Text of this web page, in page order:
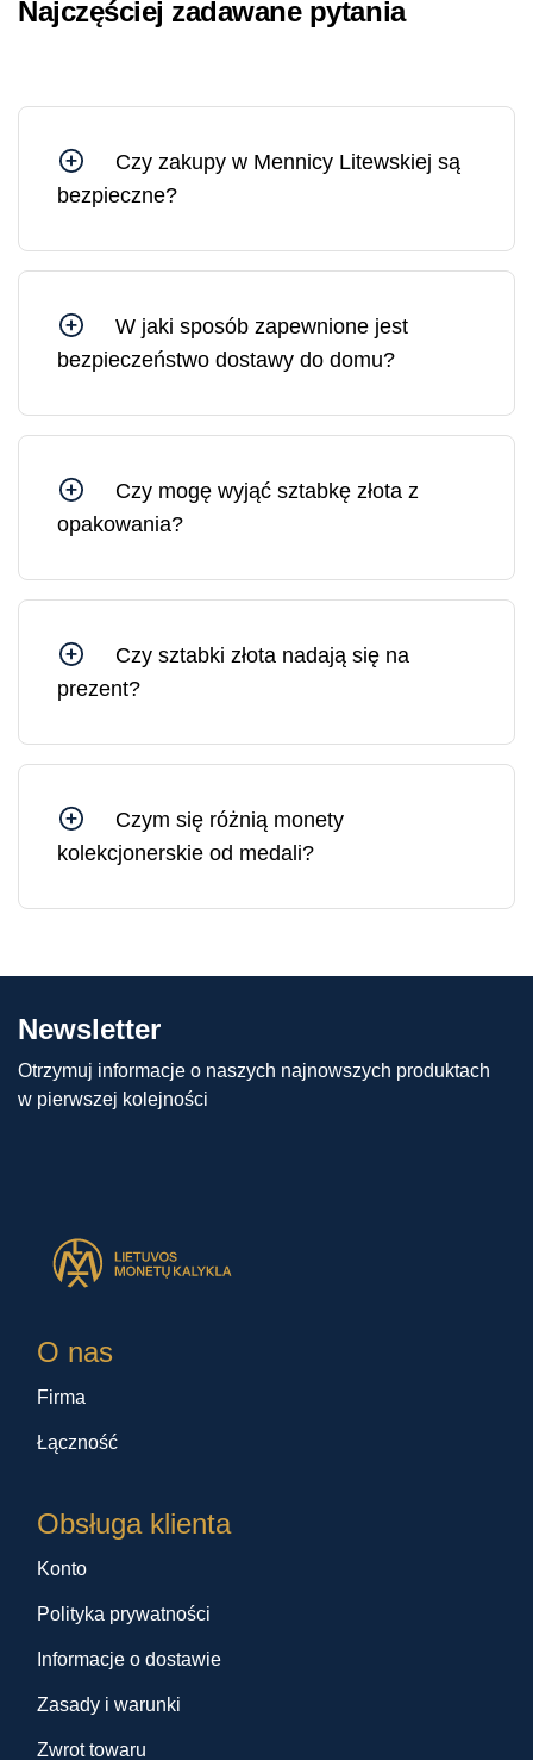
Najczęściej zadawane pytania
Czy zakupy w Mennicy Litewskiej są
bezpieczne?
Mennicy Litewskiej, ponieważ jesteśmy spółką
Litewski.
W jaki sposób zapewnione jest
bezpieczeństwo dostawy do domu?
ubezpieczone. W razie potrzeby możesz
wybranej placówki pocztowej.
Czy mogę wyjąć sztabkę złota z
opakowania?
w takim przypadku opakowanie ochronne i
uszkodzonym opakowaniu sprzedawane jest po
cenie o 10–30% niższej niż złoto w
nieuszkodzonym, oryginalnym opakowaniu.
Czy sztabki złota nadają się na
prezent?
stanowią solidne i płynne aktywa, których wartość
Czym się różnią monety
kolekcjonerskie od medali?
medalami polega na tym, że moneta
ściśle określonego nakładu, a zatem mogą być
Newsletter
Otrzymuj informacje o naszych najnowszych produktach
w pierwszej kolejności
O nas
Firma
Łączność
Obsługa klienta
Konto
Polityka prywatności
Informacje o dostawie
Zasady i warunki
Zwrot towaru